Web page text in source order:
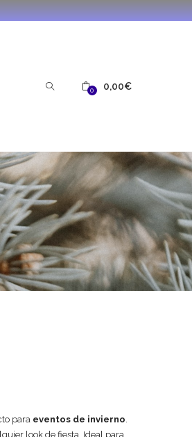
0 0,00€
para eventos de invierno
look de fiesta. Ideal para